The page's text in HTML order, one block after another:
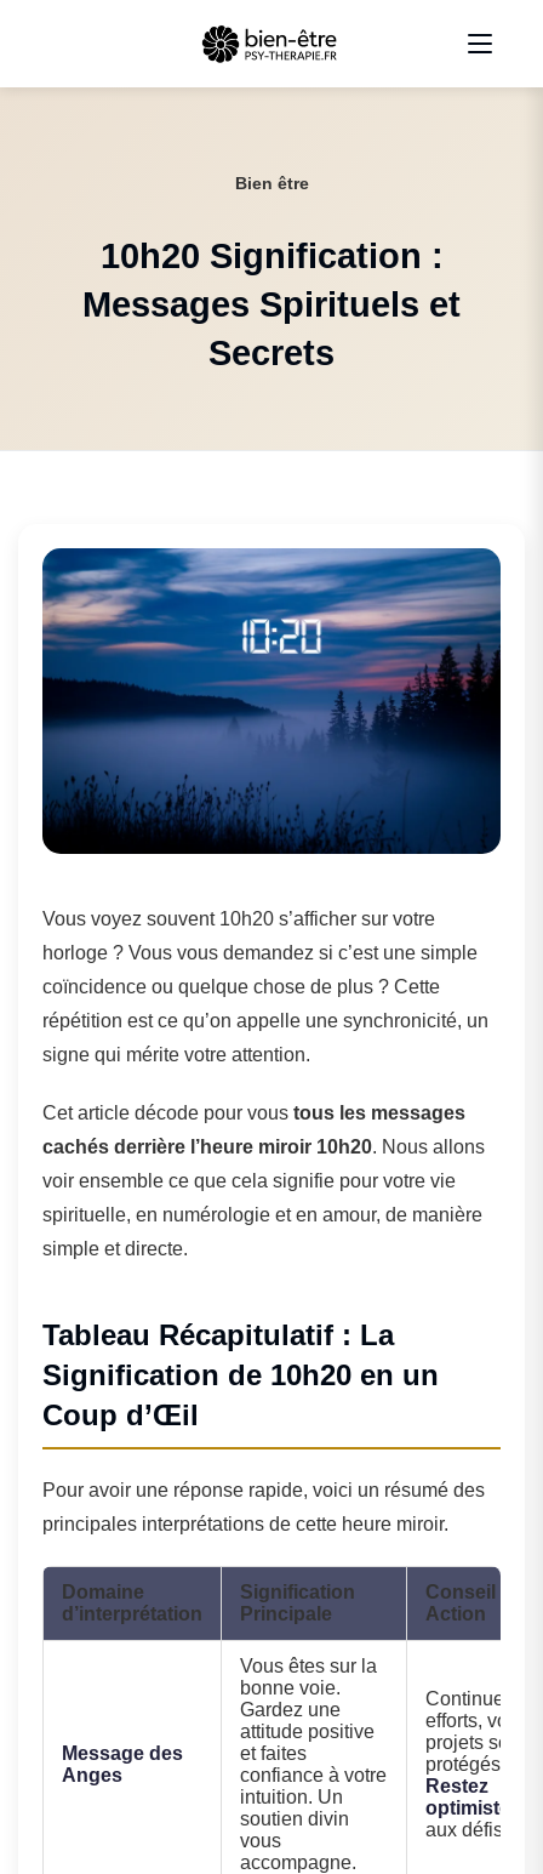
Bien être
10h20 Signification :
Messages Spirituels et
Secrets
Vous voyez souvent 10h20 s’afficher sur votre
horloge ? Vous vous demandez si c’est une simple
coïncidence ou quelque chose de plus ? Cette
répétition est ce qu’on appelle une synchronicité, un
signe qui mérite votre attention.
Cet article décode pour vous tous les messages
cachés derrière l’heure miroir 10h20. Nous allons
voir ensemble ce que cela signifie pour votre vie
spirituelle, en numérologie et en amour, de manière
simple et directe.
Tableau Récapitulatif : La
Signification de 10h20 en un
Coup d’Œil
Pour avoir une réponse rapide, voici un résumé des
principales interprétations de cette heure miroir.
Domaine
d’interprétation
Signification
Principale
Conseil /
Action
Message des
Anges
Vous êtes sur la
bonne voie.
Gardez une
attitude positive
et faites
confiance à votre
intuition. Un
soutien divin
vous
accompagne.
Continuez
efforts, vos
projets sont
protégés.
Restez
optimiste
aux défis.